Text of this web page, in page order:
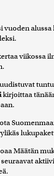
vuoden alussa
viikossa
kirjoittaa
Määtän